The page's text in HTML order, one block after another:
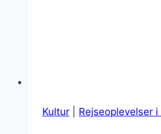
Kultur Rejseoplevelser i